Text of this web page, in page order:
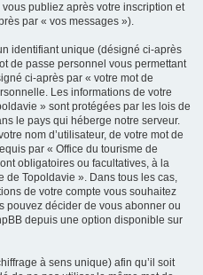
publiez après votre inscription et
par « vos messages »).
identifiant unique (désigné ci-après
de passe personnel vous permettant
ci-après par « votre mot de
Les informations de votre
» sont protégées par les lois de
le pays qui héberge notre serveur.
nom d’utilisateur, de votre mot de
par « Office du tourisme de
obligatoires ou facultatives, à la
de Topoldavie ». Dans tous les cas,
de votre compte vous souhaitez
pouvez décider de vous abonner ou
depuis une option disponible sur
à sens unique) afin qu’il soit